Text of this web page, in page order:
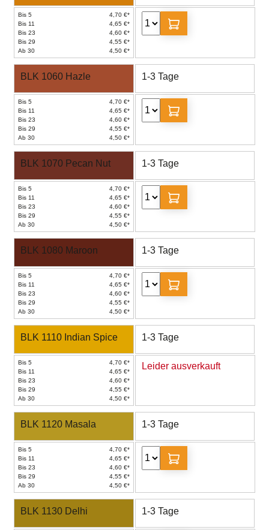
Bis 5
4,70 €*
Bis 11
4,65 €*
Bis 23
4,60 €*
Bis 29
4,55 €*
Ab 30
4,50 €*
BLK 1060 Hazle 1-3 Tage
Bis 5
4,70 €*
Bis 11
4,65 €*
Bis 23
4,60 €*
Bis 29
4,55 €*
Ab 30
4,50 €*
BLK 1070 Pecan Nut 1-3 Tage
Bis 5
4,70 €*
Bis 11
4,65 €*
Bis 23
4,60 €*
Bis 29
4,55 €*
Ab 30
4,50 €*
BLK 1080 Maroon 1-3 Tage
Bis 5
4,70 €*
Bis 11
4,65 €*
Bis 23
4,60 €*
Bis 29
4,55 €*
Ab 30
4,50 €*
BLK 1110 Indian Spice 1-3 Tage
Bis 5
4,70 €*
Bis 11
4,65 €*
Bis 23
4,60 €*
Bis 29
4,55 €*
Ab 30
4,50 €*
Leider ausverkauft
BLK 1120 Masala 1-3 Tage
Bis 5
4,70 €*
Bis 11
4,65 €*
Bis 23
4,60 €*
Bis 29
4,55 €*
Ab 30
4,50 €*
BLK 1130 Delhi 1-3 Tage